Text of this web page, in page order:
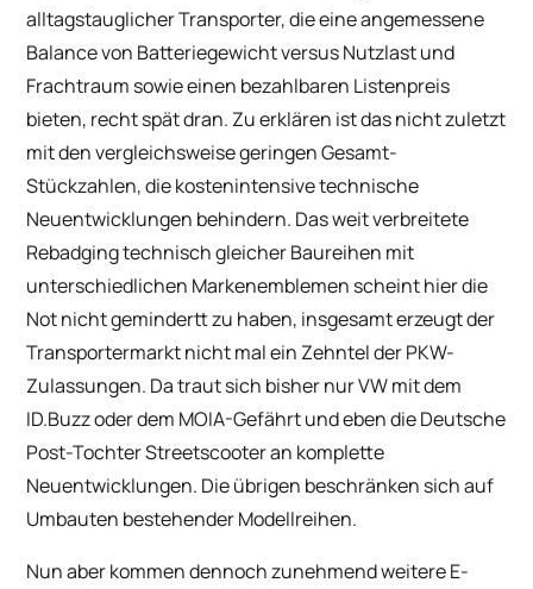
alltagstauglicher Transporter, die eine angemessene
Balance von Batteriegewicht versus Nutzlast und
Frachtraum sowie einen bezahlbaren Listenpreis
bieten, recht spät dran. Zu erklären ist das nicht zuletzt
mit den vergleichsweise geringen Gesamt-
Stückzahlen, die kostenintensive technische
Neuentwicklungen behindern. Das weit verbreitete
Rebadging technisch gleicher Baureihen mit
unterschiedlichen Markenemblemen scheint hier die
Not nicht gemindertt zu haben, insgesamt erzeugt der
Transportermarkt nicht mal ein Zehntel der PKW-
Zulassungen. Da traut sich bisher nur VW mit dem
ID.Buzz oder dem MOIA-Gefährt und eben die Deutsche
Post-Tochter Streetscooter an komplette
Neuentwicklungen. Die übrigen beschränken sich auf
Umbauten bestehender Modellreihen.
Nun aber kommen dennoch zunehmend weitere E-